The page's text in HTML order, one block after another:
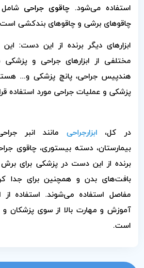
استفاده می‌شود. چاقوی جراحی شامل
چاقوهای برشی و چاقوهای بندکشی
ابزارهای دیگر برنده از این دست: این
مختلفی از ابزارهای جراحی و پزشکی
هندپیس جراحی، پانچ پزشکی و...
پزشکی و عملیات جراحی مورد استفاده
در کل، ابزارجراحی مانند انبر
بیمارستان، دسته بیستوری، چاقوی
برنده از این دست در پزشکی برای
بافت‌های بدن و همچنین برای جدا
مفاصل استفاده می‌شوند. استفاده از
آموزش و مهارت بالا از سوی پزشکان
است.